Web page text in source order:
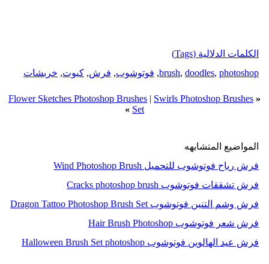
الكلمات الدلالية (Tags)
brush, doodles, photoshop
, فوتوشوب, فرش, كيوت, خربشات
«
Flower Sketches Photoshop Brushes | Swirls Photoshop Brushes
Set
»
المواضيع المتشابهه
فرش رياح فوتوشوب للتحميل Wind Photoshop Brush
فرش تشققات فوتوشوب Cracks photoshop brush
فرش وشم التنين فوتوشوب Dragon Tattoo Photoshop Brush Set
فرش شعر فوتوشوب Hair Brush Photoshop
فرش عيد الهالوين فوتوشوب Halloween Brush Set photoshop